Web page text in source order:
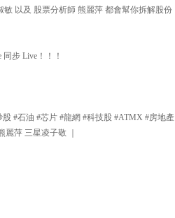
以及 股票分析師 熊麗萍 都會幫你拆解股份
步 Live！！！
股 #石油 #芯片 #龍網 #科技股 #ATMX #房地產
麗萍 三星凌子敬 ｜